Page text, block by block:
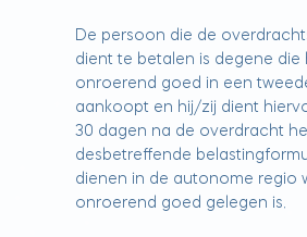
De persoon die de
dient te betalen is degene die
onroerend goed in een
aankoopt en hij/zij dient
30 dagen na de overdracht
desbetreffende
dienen in de autonome regio
onroerend goed gelegen is.